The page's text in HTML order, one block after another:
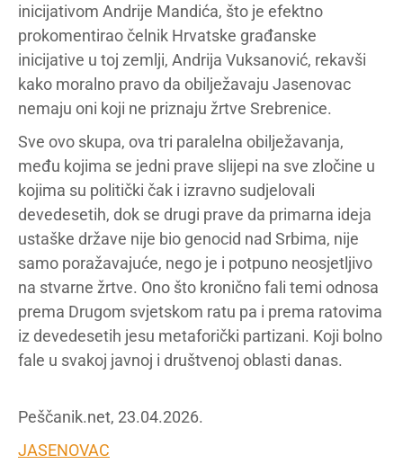
inicijativom Andrije Mandića, što je efektno
prokomentirao čelnik Hrvatske građanske
inicijative u toj zemlji, Andrija Vuksanović, rekavši
kako moralno pravo da obilježavaju Jasenovac
nemaju oni koji ne priznaju žrtve Srebrenice.
Sve ovo skupa, ova tri paralelna obilježavanja,
među kojima se jedni prave slijepi na sve zločine u
kojima su politički čak i izravno sudjelovali
devedesetih, dok se drugi prave da primarna ideja
ustaške države nije bio genocid nad Srbima, nije
samo poražavajuće, nego je i potpuno neosjetljivo
na stvarne žrtve. Ono što kronično fali temi odnosa
prema Drugom svjetskom ratu pa i prema ratovima
iz devedesetih jesu metaforički partizani. Koji bolno
fale u svakoj javnoj i društvenoj oblasti danas.
Peščanik.net, 23.04.2026.
JASENOVAC